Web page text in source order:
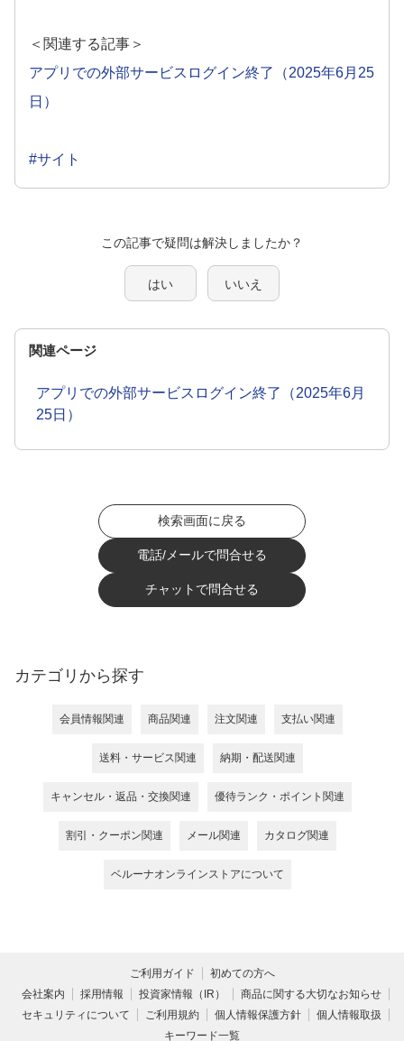
＜関連する記事＞
アプリでの外部サービスログイン終了（2025年6月25
日）
#サイト
この記事で疑問は解決しましたか？
はい いいえ
関連ページ
アプリでの外部サービスログイン終了（2025年6月
25日）
検索画面に戻る
電話/メールで問合せる
チャットで問合せる
カテゴリから探す
会員情報関連 商品関連 注文関連 支払い関連
送料・サービス関連 納期・配送関連
キャンセル・返品・交換関連 優待ランク・ポイント関連
割引・クーポン関連 メール関連 カタログ関連
ベルーナオンラインストアについて
ご利用ガイド
初めての方へ
会社案内
採用情報 投資家情報（IR）
商品に関する大切なお知らせ
セキュリティについて
ご利用規約 個人情報保護方針
個人情報取扱
キーワード一覧